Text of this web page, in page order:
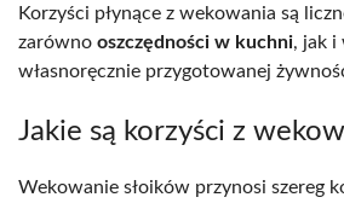
Korzyści płynące z wekowania są
zarówno oszczędności w kuchni, jak i
własnoręcznie przygotowanej
Jakie są korzyści z
Wekowanie słoików przynosi szereg